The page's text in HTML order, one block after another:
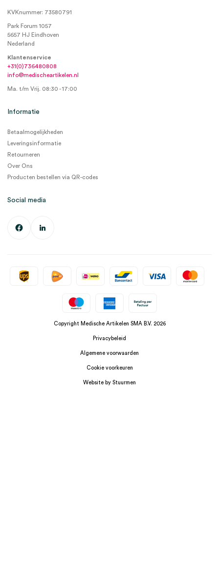
KVKnummer: 73580791
Park Forum 1057
5657 HJ Eindhoven
Nederland
Klantenservice
+31(0)736480808
info@medischeartikelen.nl
Ma. t/m Vrij. 08:30 - 17:00
Informatie
Betaalmogelijkheden
Leveringsinformatie
Retourneren
Over Ons
Producten bestellen via QR-codes
Social media
Copyright Medische Artikelen SMA B.V. 2026
Privacybeleid
Algemene voorwaarden
Cookie voorkeuren
Website by Stuurmen